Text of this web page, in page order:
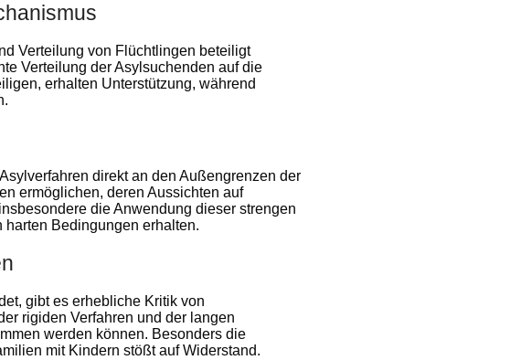
Verteilung von Flüchtlingen beteiligt
Verteilung der Asylsuchenden auf die
erhalten Unterstützung, während
direkt an den Außengrenzen der
ermöglichen, deren Aussichten auf
die Anwendung dieser strengen
Bedingungen erhalten.
gibt es erhebliche Kritik von
rigiden Verfahren und der langen
werden können. Besonders die
mit Kindern stößt auf Widerstand.